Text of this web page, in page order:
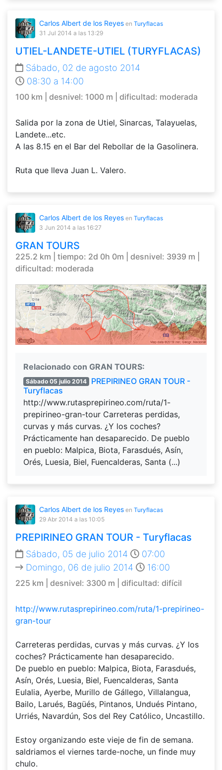
Carlos Albert de los Reyes en Turyflacas
31 Jul 2014 a las 13:29
UTIEL-LANDETE-UTIEL (TURYFLACAS)
Sábado, 02 de agosto 2014
08:30 a 14:00
100 km | desnivel: 1000 m | dificultad: moderada
Salida por la zona de Utiel, Sinarcas, Talayuelas,
Landete...etc.
A las 8.15 en el Bar del Rebollar de la Gasolinera.
Ruta que lleva Juan L. Valero.
Carlos Albert de los Reyes en Turyflacas
3 Jun 2014 a las 16:27
GRAN TOURS
225.2 km | tiempo: 2d 0h 0m | desnivel: 3939 m |
dificultad: moderada
Relacionado con GRAN TOURS:
Sábado 05 julio 2014
PREPIRINEO GRAN TOUR -
Turyflacas
http://www.rutasprepirineo.com/ruta/1-
prepirineo-gran-tour Carreteras perdidas,
curvas y más curvas. ¿Y los coches?
Prácticamente han desaparecido. De pueblo
en pueblo: Malpica, Biota, Farasdués, Asín,
Orés, Luesia, Biel, Fuencalderas, Santa (...)
Carlos Albert de los Reyes en Turyflacas
29 Abr 2014 a las 10:05
PREPIRINEO GRAN TOUR - Turyflacas
Sábado, 05 de julio 2014
07:00
Domingo, 06 de julio 2014
16:00
225 km | desnivel: 3300 m | dificultad: difícil
http://www.rutasprepirineo.com/ruta/1-prepirineo-
gran-tour
Carreteras perdidas, curvas y más curvas. ¿Y los
coches? Prácticamente han desaparecido.
De pueblo en pueblo: Malpica, Biota, Farasdués,
Asín, Orés, Luesia, Biel, Fuencalderas, Santa
Eulalia, Ayerbe, Murillo de Gállego, Villalangua,
Bailo, Larués, Bagüés, Pintanos, Undués Pintano,
Urriés, Navardún, Sos del Rey Católico, Uncastillo.
Estoy organizando este vieje de fin de semana.
saldriamos el viernes tarde-noche, un finde muy
chulo.